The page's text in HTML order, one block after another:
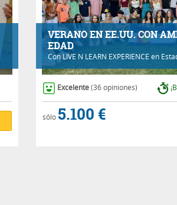
VERANO EN EE.UU. CON
EDAD
Con LIVE N LEARN EXPERIENCE en
Excelente (36 opiniones)
sólo 5.100 €